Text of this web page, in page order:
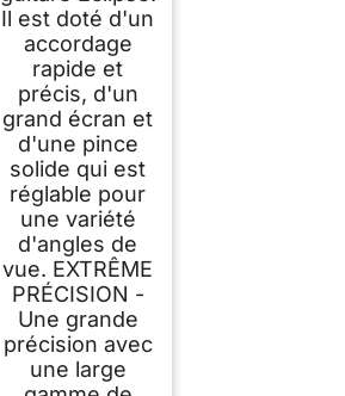
Il est doté d'un
accordage
rapide et
précis, d'un
grand écran et
d'une pince
solide qui est
réglable pour
une variété
d'angles de
vue. EXTRÊME
PRÉCISION -
Une grande
précision avec
une large